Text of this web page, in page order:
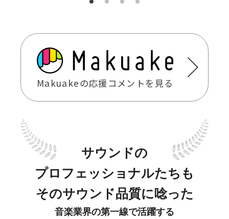
Makuakeの応援コメントを見る
サウンドの
プロフェッショナルたちも
そのサウンド品質に唸った
音楽業界の第一線で活躍する